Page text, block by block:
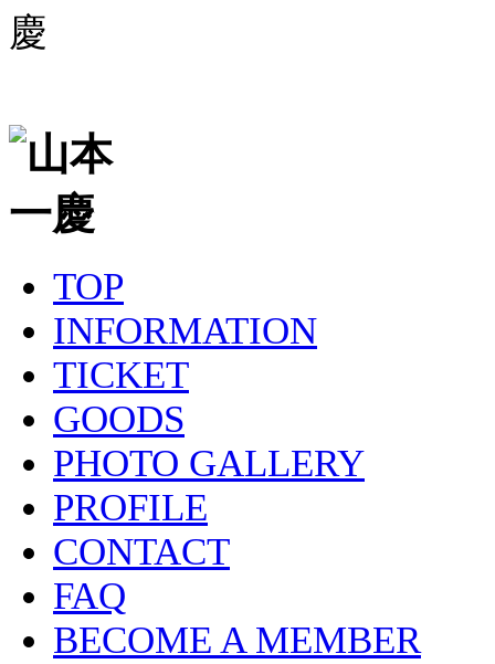
TOP
INFORMATION
TICKET
GOODS
PHOTO GALLERY
PROFILE
CONTACT
FAQ
BECOME A MEMBER